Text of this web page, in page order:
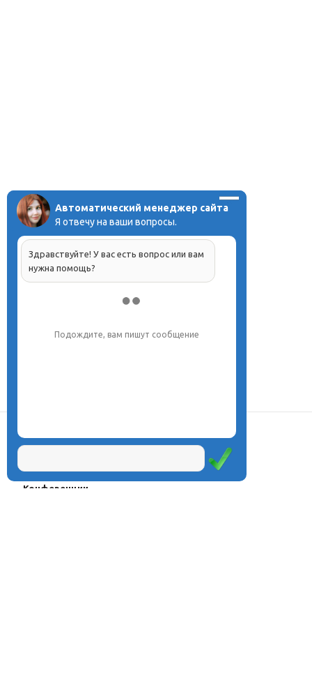
Проекты
Олимпиады
Конферeнции
Автоматический менеджер сайта
Я отвечу на ваши вопросы.
Здравствуйте! У вас есть вопрос или вам
нужна помощь?
Подождите, вам пишут сообщение